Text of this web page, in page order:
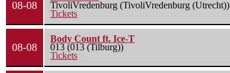
08-08
TivoliVredenburg (TivoliVredenburg (Utrecht))
Tickets
08-08
Body Count ft. Ice-T
013 (013 (Tilburg))
Tickets